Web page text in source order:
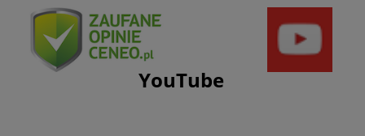
YouTube